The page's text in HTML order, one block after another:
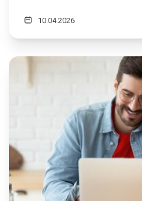
10.04.2026